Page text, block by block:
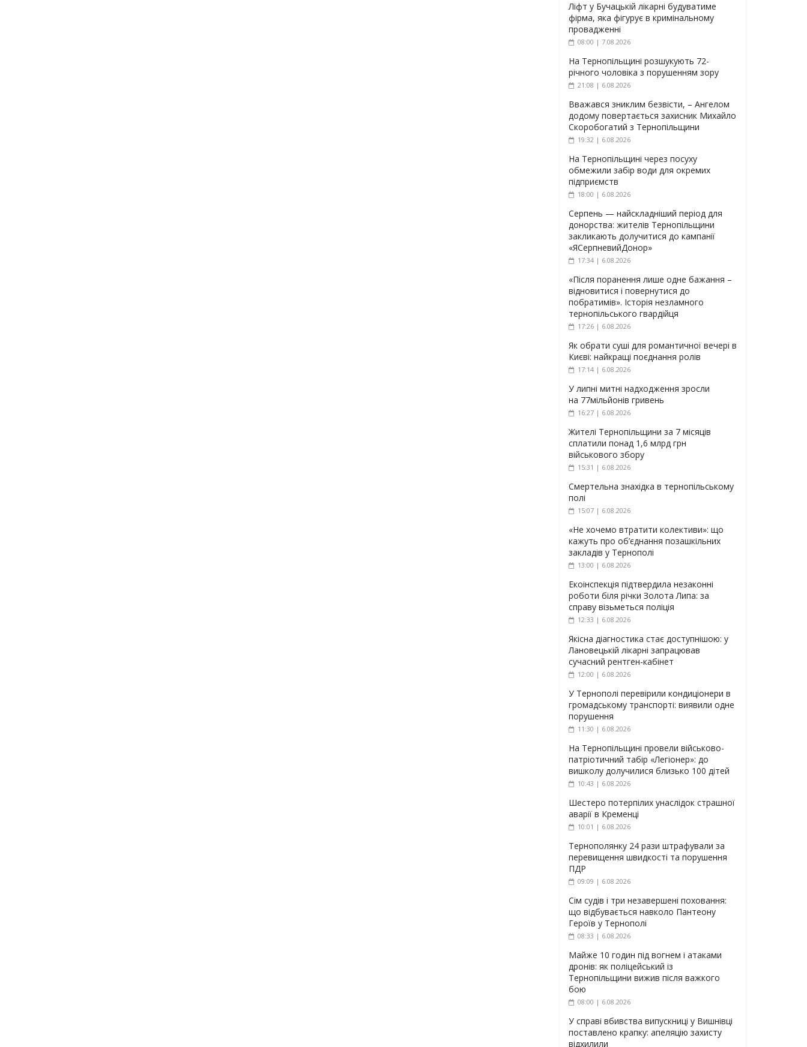
Ліфт у Бучацькій лікарні будуватиме
фірма, яка фігурує в кримінальному
провадженні
08:00 | 7.08.2026
На Тернопільщині розшукують 72-
річного чоловіка з порушенням зору
21:08 | 6.08.2026
Вважався зниклим безвісти, – Ангелом
додому повертається захисник Михайло
Скоробогатий з Тернопільщини
19:32 | 6.08.2026
На Тернопільщині через посуху
обмежили забір води для окремих
підприємств
18:00 | 6.08.2026
Серпень — найскладніший період для
донорства: жителів Тернопільщини
закликають долучитися до кампанії
«ЯСерпневийДонор»
17:34 | 6.08.2026
«Після поранення лише одне бажання –
відновитися і повернутися до
побратимів». Історія незламного
тернопільського гвардійця
17:26 | 6.08.2026
Як обрати суші для романтичної вечері в
Києві: найкращі поєднання ролів
17:14 | 6.08.2026
У липні митні надходження зросли
на 77мільйонів гривень
16:27 | 6.08.2026
Жителі Тернопільщини за 7 місяців
сплатили понад 1,6 млрд грн
військового збору
15:31 | 6.08.2026
Смертельна знахідка в тернопільському
полі
15:07 | 6.08.2026
«Не хочемо втратити колективи»: що
кажуть про об’єднання позашкільних
закладів у Тернополі
13:00 | 6.08.2026
Екоінспекція підтвердила незаконні
роботи біля річки Золота Липа: за
справу візьметься поліція
12:33 | 6.08.2026
Якісна діагностика стає доступнішою: у
Лановецькій лікарні запрацював
сучасний рентген-кабінет
12:00 | 6.08.2026
У Тернополі перевірили кондиціонери в
громадському транспорті: виявили одне
порушення
11:30 | 6.08.2026
На Тернопільщині провели військово-
патріотичний табір «Легіонер»: до
вишколу долучилися близько 100 дітей
10:43 | 6.08.2026
Шестеро потерпілих унаслідок страшної
аварії в Кременці
10:01 | 6.08.2026
Тернополянку 24 рази штрафували за
перевищення швидкості та порушення
ПДР
09:09 | 6.08.2026
Сім судів і три незавершені поховання:
що відбувається навколо Пантеону
Героїв у Тернополі
08:33 | 6.08.2026
Майже 10 годин під вогнем і атаками
дронів: як поліцейський із
Тернопільщини вижив після важкого
бою
08:00 | 6.08.2026
У справі вбивства випускниці у Вишнівці
поставлено крапку: апеляцію захисту
відхилили